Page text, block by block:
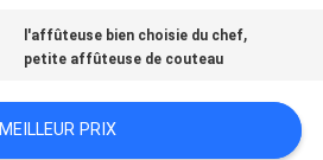
l'affûteuse bien choisie du chef,
petite affûteuse de couteau
MEILLEUR PRIX